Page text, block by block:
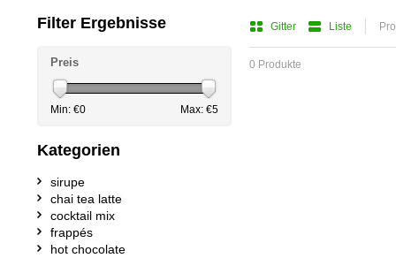
Gitter Liste
0 Produkte
Filter Ergebnisse
Preis
Min: €0 Max: €5
Kategorien
sirupe
chai tea latte
cocktail mix
frappés
hot chocolate